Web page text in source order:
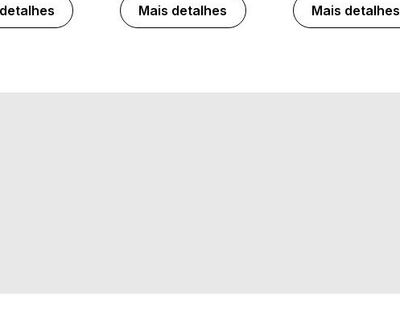
Mais detalhes Mais detalhes